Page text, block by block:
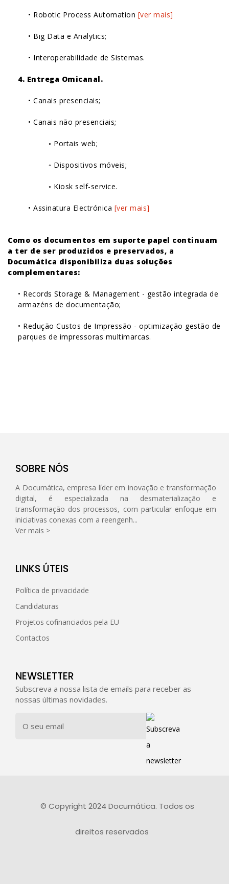
• Robotic Process Automation [ver mais]
• Big Data e Analytics;
• Interoperabilidade de Sistemas.
4. Entrega Omicanal.
• Canais presenciais;
• Canais não presenciais;
◦ Portais web;
◦ Dispositivos móveis;
◦ Kiosk self-service.
• Assinatura Electrónica [ver mais]
Como os documentos em suporte papel continuam
a ter de ser produzidos e preservados, a
Documática disponibiliza duas soluções
complementares:
• Records Storage & Management - gestão integrada de
armazéns de documentação;
• Redução Custos de Impressão - optimização gestão de
parques de impressoras multimarcas.
SOBRE NÓS
A Documática, empresa líder em inovação e transformação
digital, é especializada na desmaterialização e
transformação dos processos, com particular enfoque em
iniciativas conexas com a reengenh...
Ver mais >
LINKS ÚTEIS
Política de privacidade
Candidaturas
Projetos cofinanciados pela EU
Contactos
NEWSLETTER
Subscreva a nossa lista de emails para receber as
nossas últimas novidades.
© Copyright 2024 Documática. Todos os
direitos reservados